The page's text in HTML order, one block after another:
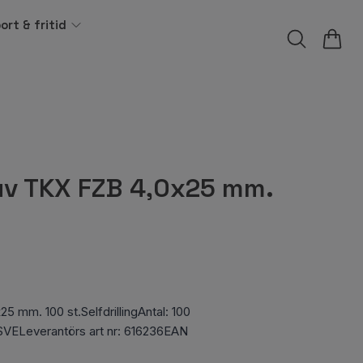
& fritid
TKX FZB 4,0x25 mm.
mm. 100 st.SelfdrillingAntal: 100
art nr: 616236EAN